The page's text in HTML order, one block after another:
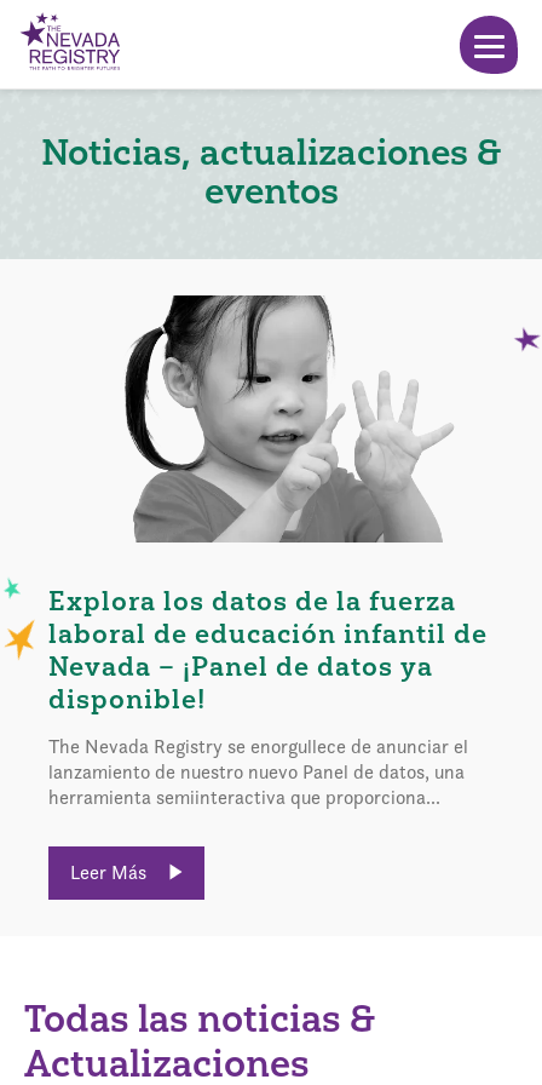
Noticias, actualizaciones &
eventos
Explora los datos de la fuerza
laboral de educación infantil de
Nevada – ¡Panel de datos ya
disponible!
The Nevada Registry se enorgullece de anunciar el
lanzamiento de nuestro nuevo Panel de datos, una
herramienta semiinteractiva que proporciona...
Leer Más
Todas las noticias &
Actualizaciones